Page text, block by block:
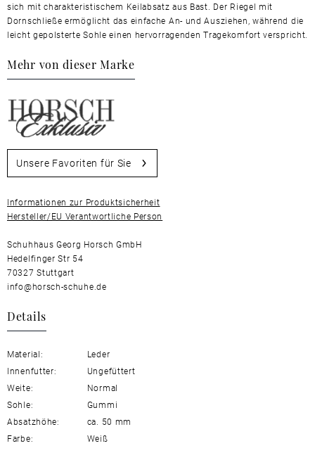
sich mit charakteristischem Keilabsatz aus Bast. Der Riegel mit
Dornschließe ermöglicht das einfache An- und Ausziehen, während die
leicht gepolsterte Sohle einen hervorragenden Tragekomfort verspricht.
Mehr von dieser Marke
Unsere Favoriten für Sie
Informationen zur Produktsicherheit
Hersteller/EU Verantwortliche Person
Schuhhaus Georg Horsch GmbH
Hedelfinger Str 54
70327 Stuttgart
info@horsch-schuhe.de
Details
Material:
Leder
Innenfutter:
Ungefüttert
Weite:
Normal
Sohle:
Gummi
Absatzhöhe:
ca. 50 mm
Farbe:
Weiß